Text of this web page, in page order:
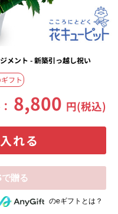
メント - 新築引っ越し祝い
フト
8,800 円(税込)
れる
eギフトで贈るのeギフトとは？